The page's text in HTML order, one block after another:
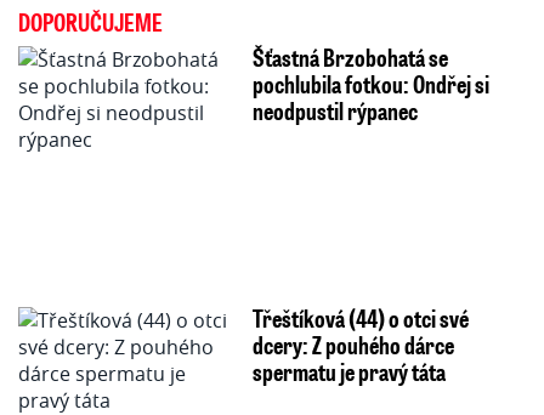
DOPORUČUJEME
Šťastná Brzobohatá se
pochlubila fotkou: Ondřej si
neodpustil rýpanec
Třeštíková (44) o otci své
dcery: Z pouhého dárce
spermatu je pravý táta